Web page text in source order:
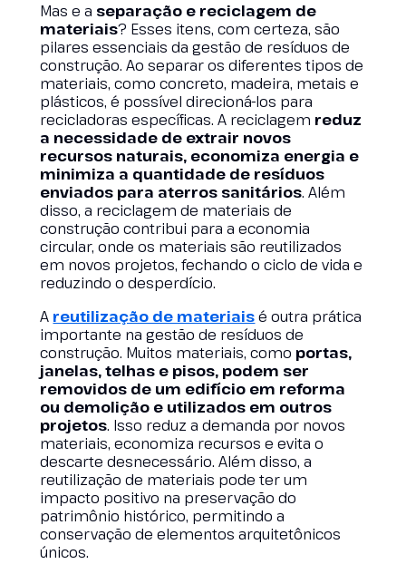
Mas e a separação e reciclagem de
materiais? Esses itens, com certeza, são
pilares essenciais da gestão de resíduos de
construção. Ao separar os diferentes tipos de
materiais, como concreto, madeira, metais e
plásticos, é possível direcioná-los para
recicladoras específicas. A reciclagem reduz
a necessidade de extrair novos
recursos naturais, economiza energia e
minimiza a quantidade de resíduos
enviados para aterros sanitários. Além
disso, a reciclagem de materiais de
construção contribui para a economia
circular, onde os materiais são reutilizados
em novos projetos, fechando o ciclo de vida e
reduzindo o desperdício.
A reutilização de materiaisé outra prática
importante na gestão de resíduos de
construção. Muitos materiais, como portas,
janelas, telhas e pisos, podem ser
removidos de um edifício em reforma
ou demolição e utilizados em outros
projetos. Isso reduz a demanda por novos
materiais, economiza recursos e evita o
descarte desnecessário. Além disso, a
reutilização de materiais pode ter um
impacto positivo na preservação do
patrimônio histórico, permitindo a
conservação de elementos arquitetônicos
únicos.